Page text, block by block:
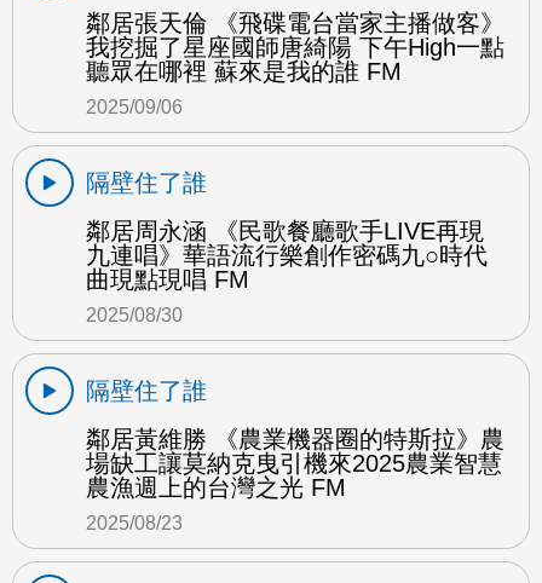
鄰居張天倫 《飛碟電台當家主播做客》
我挖掘了星座國師唐綺陽 下午High一點
聽眾在哪裡 蘇來是我的誰 FM
2025/09/06
隔壁住了誰
鄰居周永涵 《民歌餐廳歌手LIVE再現
九連唱》華語流行樂創作密碼九○時代
曲現點現唱 FM
2025/08/30
隔壁住了誰
鄰居黃維勝 《農業機器圈的特斯拉》農
場缺工讓莫納克曳引機來2025農業智慧
農漁週上的台灣之光 FM
2025/08/23